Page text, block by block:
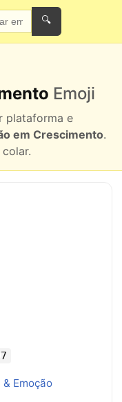
🔍
Emoji
plataforma e
em Crescimento.
Emoção